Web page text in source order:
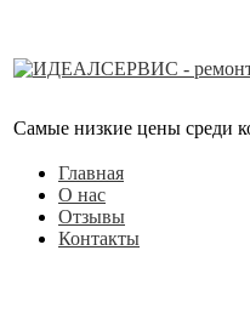
Самые низкие цены среди
Главная
О нас
Отзывы
Контакты